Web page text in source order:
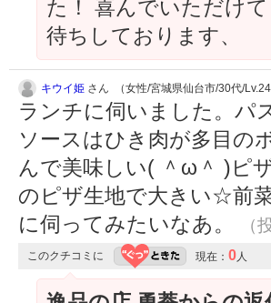
た！ 喜んでいただけ
待ちしております、
キウイ姫 さん （女性/宮城県仙台市/30代/Lv.24
ランチに伺いました。パ
ソースはひき肉が多目の
んで美味しい( ＾ω＾ )ピ
のピザ生地で大きい☆前
に伺ってみたいなあ。
（
このクチコミに 現在： 0人